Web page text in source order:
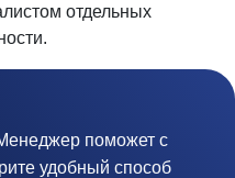
отдельных
поможет с
удобный способ